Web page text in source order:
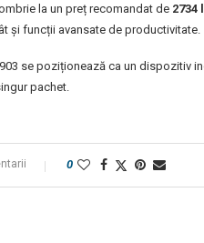
la un preț recomandat de 2734
și funcții avansate de productivitate.
se poziționează ca un dispozitiv
pachet.
0